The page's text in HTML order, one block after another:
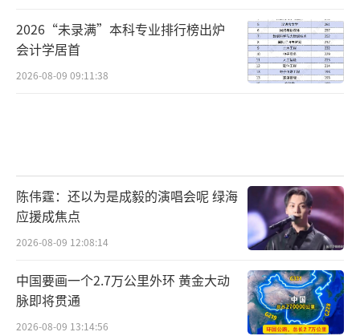
路。
第二层是已有电力资产改造。加密矿场转
底约5GW。整体看，已供电土地和改造站点近
期能贡献8至10GW供给，其中加密矿场转换到
2028年累计约8GW。成本约1000万至1500万美
元/MW，和并网方案相近甚至更低。
第三层是表后发电。以前这像最后手段，
现在变成现实选项。原因很直接：AI云合同的
2026“未录满”本科专业排行榜出炉
会计学居首
2026-08-09 09:11:38
陈伟霆：还以为是成毅的演唱会呢 绿海
应援成焦点
2026-08-09 12:08:14
中国要画一个2.7万公里外环 黄金大动
脉即将贯通
2026-08-09 13:14:56